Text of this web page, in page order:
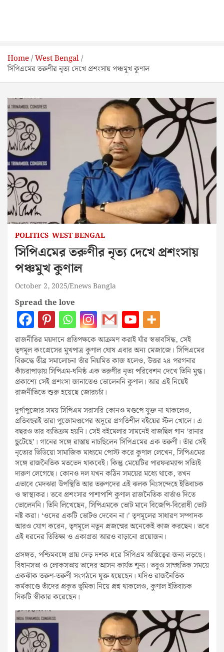
Home West Bengal
সিপিএমের তরুণীর নৃত্য দেখে প্রশংসায় পঞ্চমুখ কুণাল
POLITICS WEST BENGAL
সিপিএমের তরুণীর নৃত্য দেখে প্রশংসায়
পঞ্চমুখ কুণাল
October 2, 2025 Enews Bangla
Spread the love
রাজনীতির ময়দানে প্রতিপক্ষকে আক্রমণ করাই যাঁর স্বভাবসিদ্ধ, সেই
তৃণমূল কংগ্রেসের মুখপাত্র কুণাল ঘোষ এবার অন্য মেজাজে। সিপিএমের
বিরুদ্ধে তীব্র সমালোচনা তাঁর নিয়মিত কাজ হলেও, উত্তর ২৪ পরগনার
কাঁচরাপাড়ায় সিপিএম-ঘনিষ্ঠ এক তরুণীর নৃত্য পরিবেশন দেখে তিনি মুগ্ধ।
প্রকাশ্যে সেই প্রশংসা জানাতেও ভোলেননি কুণাল। আর এই নিয়েই
রাজনীতিতে শুরু হয়েছে জোরচর্চা।
দুর্গাপুজোর সময় সিপিএম সরাসরি কোনও মণ্ডপে যুক্ত না থাকলেও,
প্রতিবছরই তারা পুজোমণ্ডপের অদূরে প্রগতিশীল বইয়ের স্টল খোলে। এ
বছরও তার ব্যতিক্রম হয়নি। সেই বইমেলার সামনেই বাজছিল গান ‘রানার
ছুটেছে’। গানের সঙ্গে রাস্তায় নাচছিলেন সিপিএমের এক তরুণী। তাঁর সেই
নৃত্যের ভিডিয়ো সামাজিক মাধ্যমে পোস্ট করে কুণাল লেখেন, সিপিএমের
সঙ্গে রাজনৈতিক মতভেদ থাকবেই। কিন্তু মেয়েটির পারফরম্যান্স সত্যিই
দারুণ লেগেছে। কোনও দল যখন কঠিন সময়ের মধ্যে থাকে, তখন
এভাবে মেদঝরা উপস্থিতি আর তরুণদের এই ঝলক নিঃসন্দেহে ইতিবাচক
ও স্বাস্থ্যকর। তবে প্রশংসার পাশাপাশি কুণাল রাজনৈতিক বার্তাও দিতে
ভোলেননি। তিনি লিখেছেন, সিপিএমকে ভোট মানে বিজেপি-বিরোধী ভোট
নষ্ট করা। ‘ওদের একটি ভোটও দেবেন না।’ তৃণমূলের সাধারণ সম্পাদক
আরও যোগ করেন, তৃণমূলে নতুন প্রজন্মের অনেকেই কাজ করছেন। তবে
এই ধরনের তিতিক্ষা ও একাগ্রতা আরও বাড়ানো প্রয়োজন।
প্রসঙ্গত, পশ্চিমবঙ্গে প্রায় দেড় দশক ধরে সিপিএম অস্তিত্বের জন্য লড়ছে।
বিধানসভা ও লোকসভায় তাদের আসন কার্যত শূন্য। তবুও সাম্প্রতিক সময়ে
একঝাঁক তরুণ-তরুণী সংগঠনে যুক্ত হয়েছেন। যদিও রাজনৈতিক
কর্মকাণ্ডে তাঁদের প্রকৃত ভূমিকা নিয়ে প্রশ্ন থাকলেও, কুণাল ইতিবাচক
দিকটি স্বীকার করেছেন।